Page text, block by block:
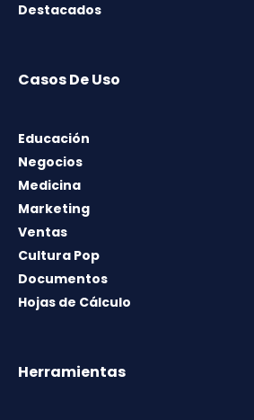
Destacados
Casos De Uso
Educación
Negocios
Medicina
Marketing
Ventas
Cultura Pop
Documentos
Hojas de Cálculo
Herramientas